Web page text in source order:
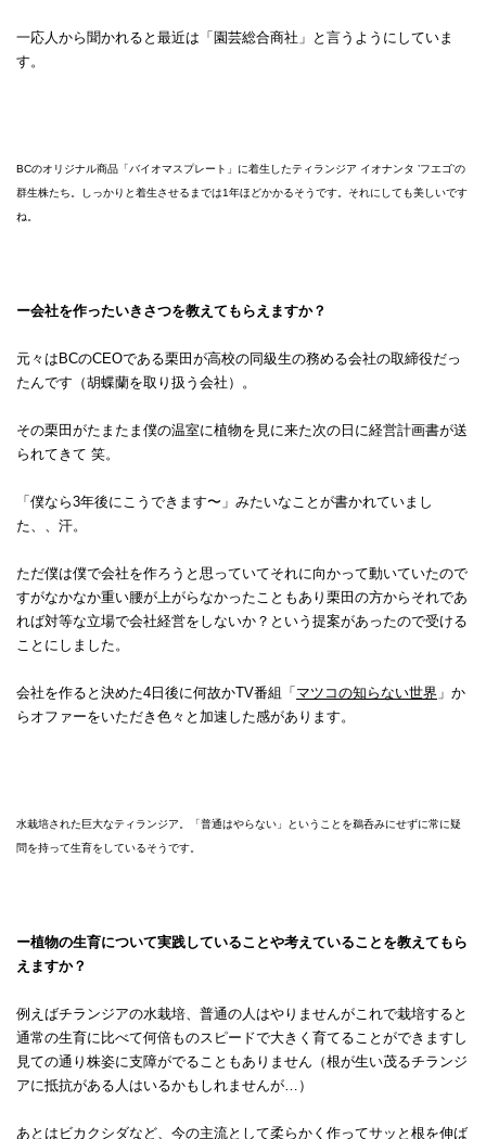
一応人から聞かれると最近は「園芸総合商社」と言うようにしていま
す。
BCのオリジナル商品「バイオマスプレート」に着生したティランジア イオナンタ ’フエゴ’の
群生株たち。しっかりと着生させるまでは1年ほどかかるそうです。それにしても美しいです
ね。
ー会社を作ったいきさつを教えてもらえますか？
元々はBCのCEOである栗田が高校の同級生の務める会社の取締役だっ
たんです（胡蝶蘭を取り扱う会社）。
その栗田がたまたま僕の温室に植物を見に来た次の日に経営計画書が送
られてきて 笑。
「僕なら3年後にこうできます〜」みたいなことが書かれていまし
た、、汗。
ただ僕は僕で会社を作ろうと思っていてそれに向かって動いていたので
すがなかなか重い腰が上がらなかったこともあり栗田の方からそれであ
れば対等な立場で会社経営をしないか？という提案があったので受ける
ことにしました。
会社を作ると決めた4日後に何故かTV番組「 マツコの知らない世界 」か
らオファーをいただき色々と加速した感があります。
水栽培された巨大なティランジア。「普通はやらない」ということを鵜呑みにせずに常に疑
問を持って生育をしているそうです。
ー植物の生育について実践していることや考えていることを教えてもら
えますか？
例えばチランジアの水栽培、普通の人はやりませんがこれで栽培すると
通常の生育に比べて何倍ものスピードで大きく育てることができますし
見ての通り株姿に支障がでることもありません（根が生い茂るチランジ
アに抵抗がある人はいるかもしれませんが…）
あとはビカクシダなど、今の主流として柔らかく作ってサッと根を伸ば